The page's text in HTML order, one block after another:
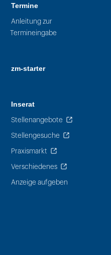
Termine
Anleitung zur
Termineingabe
zm-starter
Inserat
Stellenangebote
Stellengesuche
Praxismarkt
Verschiedenes
Anzeige aufgeben